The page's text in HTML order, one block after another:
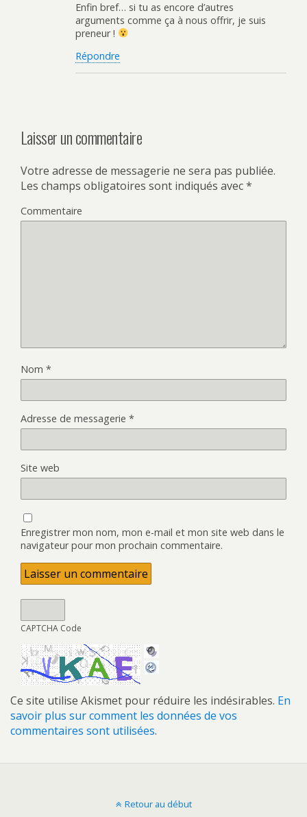
Enfin bref… si tu as encore d’autres
arguments comme ça à nous offrir, je suis
preneur !
Répondre
Laisser un commentaire
Votre adresse de messagerie ne sera pas publiée.
Les champs obligatoires sont indiqués avec*
Commentaire
Nom *
Adresse de messagerie *
Site web
Enregistrer mon nom, mon e-mail et mon site web dans le
navigateur pour mon prochain commentaire.
CAPTCHA Code
Ce site utilise Akismet pour réduire les indésirables. En
savoir plus sur comment les données de vos
commentaires sont utilisées.
Retour au début